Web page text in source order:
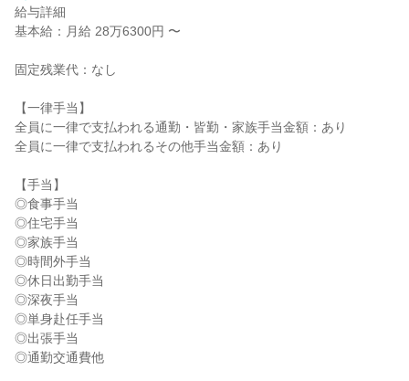
給与詳細
基本給：月給 28万6300円 〜
固定残業代：なし
【一律手当】
全員に一律で支払われる通勤・皆勤・家族手当金額：あり
全員に一律で支払われるその他手当金額：あり
【手当】
◎食事手当
◎住宅手当
◎家族手当
◎時間外手当
◎休日出勤手当
◎深夜手当
◎単身赴任手当
◎出張手当
◎通勤交通費他